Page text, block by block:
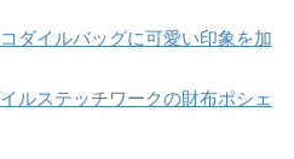
ダイルバッグに可愛い印象を加
ルステッチワークの財布ポシェ